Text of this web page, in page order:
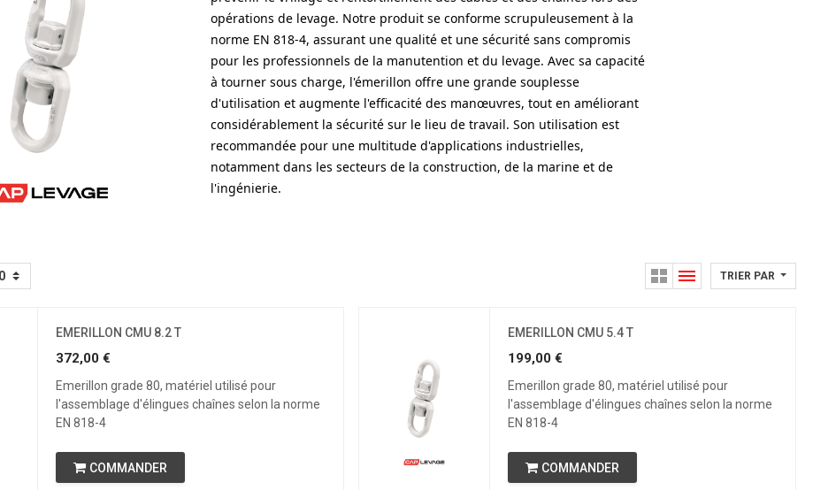
opérations de levage. Notre produit se conforme scrupuleusement à la
norme EN 818-4, assurant une qualité et une sécurité sans compromis
pour les professionnels de la manutention et du levage. Avec sa capacité
à tourner sous charge, l'émerillon offre une grande souplesse
d'utilisation et augmente l'efficacité des manœuvres, tout en améliorant
considérablement la sécurité sur le lieu de travail. Son utilisation est
recommandée pour une multitude d'applications industrielles,
notamment dans les secteurs de la construction, de la marine et de
l'ingénierie.
TRIER PAR
EMERILLON CMU 8.2 T
372,00€
Emerillon grade 80, matériel utilisé pour
l'assemblage d'élingues chaînes selon la norme
EN 818-4
COMMANDER
EMERILLON CMU 5.4 T
199,00€
Emerillon grade 80, matériel utilisé pour
l'assemblage d'élingues chaînes selon la norme
EN 818-4
COMMANDER